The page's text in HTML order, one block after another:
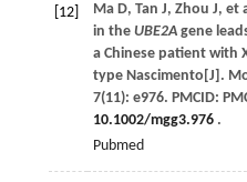
[12] Ma D, Tan J, Zhou J, et
in the UBE2Agene
a Chinese patient with
type Nascimento[J].
7(11): e976. PMCID:
10.1002/mgg3.976.
Pubmed